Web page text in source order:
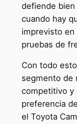
defiende
cuando hay
imprevisto en
pruebas de
Con todo
segmento de
competitivo y
preferencia
el Toyota